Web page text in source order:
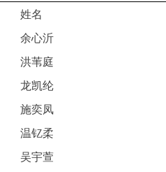
姓名
余心沂
洪苇庭
龙凯纶
施奕凤
温钇柔
吴宇萱